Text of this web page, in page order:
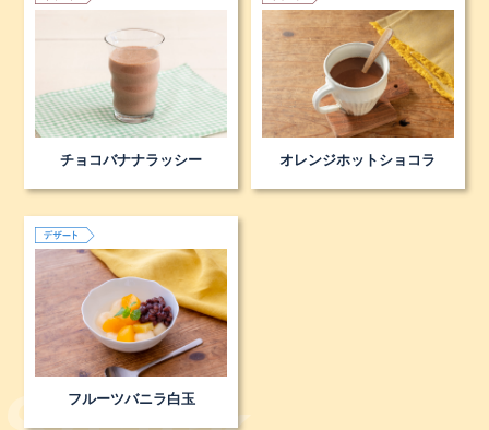
チョコバナナラッシー オレンジホットショコラ
フルーツバニラ白玉